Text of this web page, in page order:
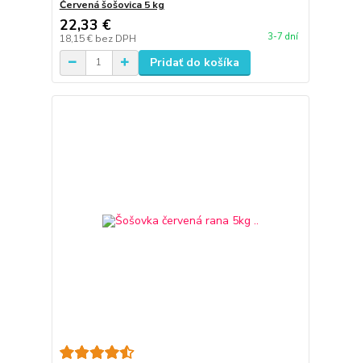
Červená šošovica 5 kg
22,33 €
18,15 € bez DPH 3-7 dní
Pridať do košíka